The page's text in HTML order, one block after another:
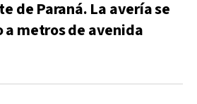
de Paraná. La avería se
a metros de avenida